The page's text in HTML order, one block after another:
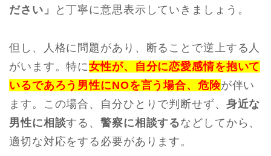
ださい」
と丁寧に意思表示していきましょう。
但し、人格に問題があり、断ることで逆上する人
がいます。特に女性が、自分に恋愛感情を抱いて
いるであろう男性にNOを言う場合、危険が伴い
ます。この場合、自分ひとりで判断せず、 身近な
男性に相談する、警察に相談するなどしてから、
適切な対応をする必要があります。